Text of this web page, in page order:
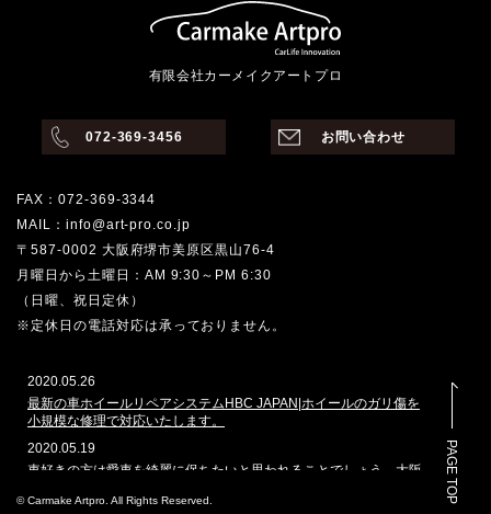
有限会社カーメイクアートプロ
072-369-3456 お問い合わせ
FAX：072-369-3344
MAIL：info@art-pro.co.jp
〒587-0002 大阪府堺市美原区黒山76-4
月曜日から土曜日：AM 9:30～PM 6:30
（日曜、祝日定休）
※定休日の電話対応は承っておりません。
2020.05.26
最新の車ホイールリペアシステムHBC JAPAN|ホイールのガリ傷を
小規模な修理で対応いたします。
2020.05.19
車好きの方は愛車を綺麗に保ちたいと思われることでしょう。大阪
ートプロは、ガラスコーティングや車磨きのプロショップとして、
PAGE TOP
© Carmake Artpro. All Rights Reserved.